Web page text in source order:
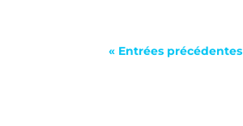
« Entrées précédentes